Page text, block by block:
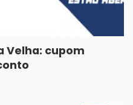
Velha: cupom